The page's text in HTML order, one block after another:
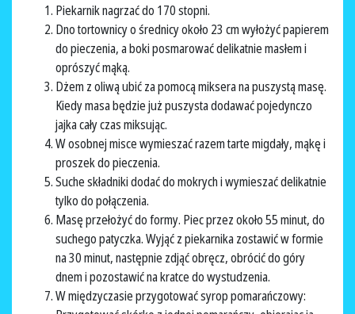
Piekarnik nagrzać do 170 stopni.
Dno tortownicy o średnicy około 23 cm wyłożyć papierem
do pieczenia, a boki posmarować delikatnie masłem i
oprószyć mąką.
Dżem z oliwą ubić za pomocą miksera na puszystą masę.
Kiedy masa będzie już puszysta dodawać pojedynczo
jajka cały czas miksując.
W osobnej misce wymieszać razem tarte migdały, mąkę i
proszek do pieczenia.
Suche składniki dodać do mokrych i wymieszać delikatnie
tylko do połączenia.
Masę przełożyć do formy. Piec przez około 55 minut, do
suchego patyczka. Wyjąć z piekarnika zostawić w formie
na 30 minut, następnie zdjąć obręcz, obrócić do góry
dnem i pozostawić na kratce do wystudzenia.
W międzyczasie przygotować syrop pomarańczowy: